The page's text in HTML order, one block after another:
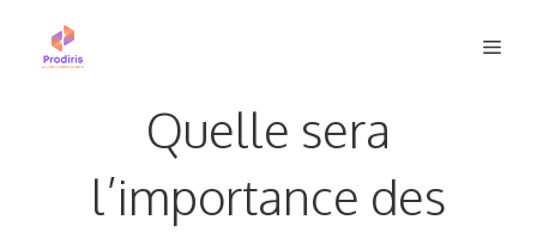
Quelle sera
l’importance des